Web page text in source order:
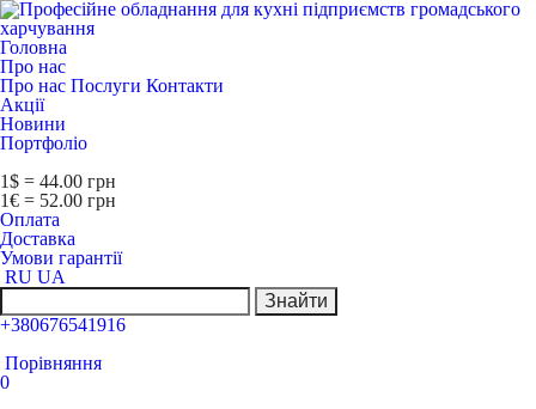
Головна
Про нас
Про нас Послуги Контакти
Акції
Новини
Портфоліо
1$ = 44.00 грн
1€ = 52.00 грн
Оплата
Доставка
Умови гарантії
RU UA
Знайти
+380676541916
Порівняння
0